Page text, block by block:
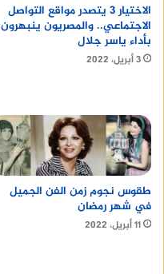
الاختيار 3 يتصدر مواقع التواصل
الاجتماعي.. والمصريون ينبهرون
بأداء ياسر جلال
3 أبريل، 2022
طقوس نجوم زمن الفن الجميل
في شهر رمضان
11 أبريل، 2022